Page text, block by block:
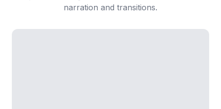
narration and transitions.